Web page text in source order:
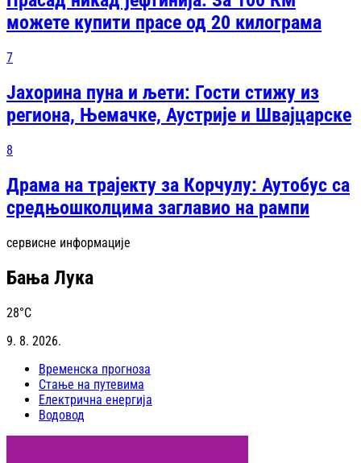
можете купити прасе од 20 килограма
7
Јахорина пуна и љети: Гости стижу из
региона, Њемачке, Аустрије и Швајцарске
8
Драма на трајекту за Корчулу: Аутобус са
средњошколцима заглавио на рампи
сервисне информације
Бања Лука
28°C
9. 8. 2026.
Временска прогноза
Стање на путевима
Електрична енергија
Водовод